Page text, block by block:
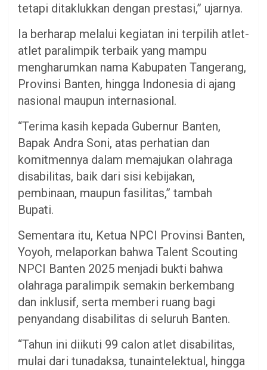
tetapi ditaklukkan dengan prestasi,” ujarnya.
Ia berharap melalui kegiatan ini terpilih atlet-
atlet paralimpik terbaik yang mampu
mengharumkan nama Kabupaten Tangerang,
Provinsi Banten, hingga Indonesia di ajang
nasional maupun internasional.
“Terima kasih kepada Gubernur Banten,
Bapak Andra Soni, atas perhatian dan
komitmennya dalam memajukan olahraga
disabilitas, baik dari sisi kebijakan,
pembinaan, maupun fasilitas,” tambah
Bupati.
Sementara itu, Ketua NPCI Provinsi Banten,
Yoyoh, melaporkan bahwa Talent Scouting
NPCI Banten 2025 menjadi bukti bahwa
olahraga paralimpik semakin berkembang
dan inklusif, serta memberi ruang bagi
penyandang disabilitas di seluruh Banten.
“Tahun ini diikuti 99 calon atlet disabilitas,
mulai dari tunadaksa, tunaintelektual, hingga